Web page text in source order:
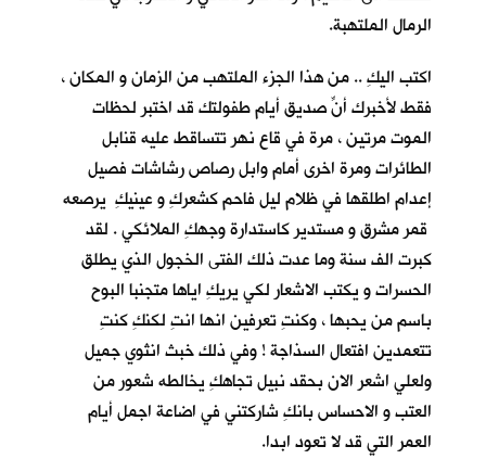
الرمال الملتهبة.
اكتب اليكِ .. من هذا الجزء الملتهب من الزمان و المكان ،
فقط لأخبرك أنّ صديق أيام طفولتكِ قد اختبر لحظات
الموت مرتين ، مرة في قاع نهر تتساقط عليه قنابل
الطائرات ومرة اخرى أمام وابل رصاص رشاشات فصيل
إعدام اطلقها في ظلام ليل فاحم كشعركِ و عينيكِ يرصعه
قمر مشرق و مستدير كاستدارة وجهكِ الملائكي . لقد
كبرت الف سنة وما عدت ذلك الفتى الخجول الذي يطلق
الحسرات و يكتب الاشعار لكي يريكِ اياها متجنبا البوح
باسم من يحبها ، وكنتِ تعرفين انها انتِ لكنكِ كنتِ
تتعمدين افتعال السذاجة ! وفي ذلك خبث انثوي جميل
ولعلي اشعر الان بحقد نبيل تجاهكِ يخالطه شعور من
العتب و الاحساس بانكِ شاركتني في اضاعة اجمل أيام
العمر التي قد لا تعود ابدا.